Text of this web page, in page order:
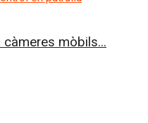
mòbils...